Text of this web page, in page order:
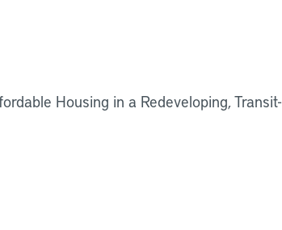
Housing in a Redeveloping, Transit-